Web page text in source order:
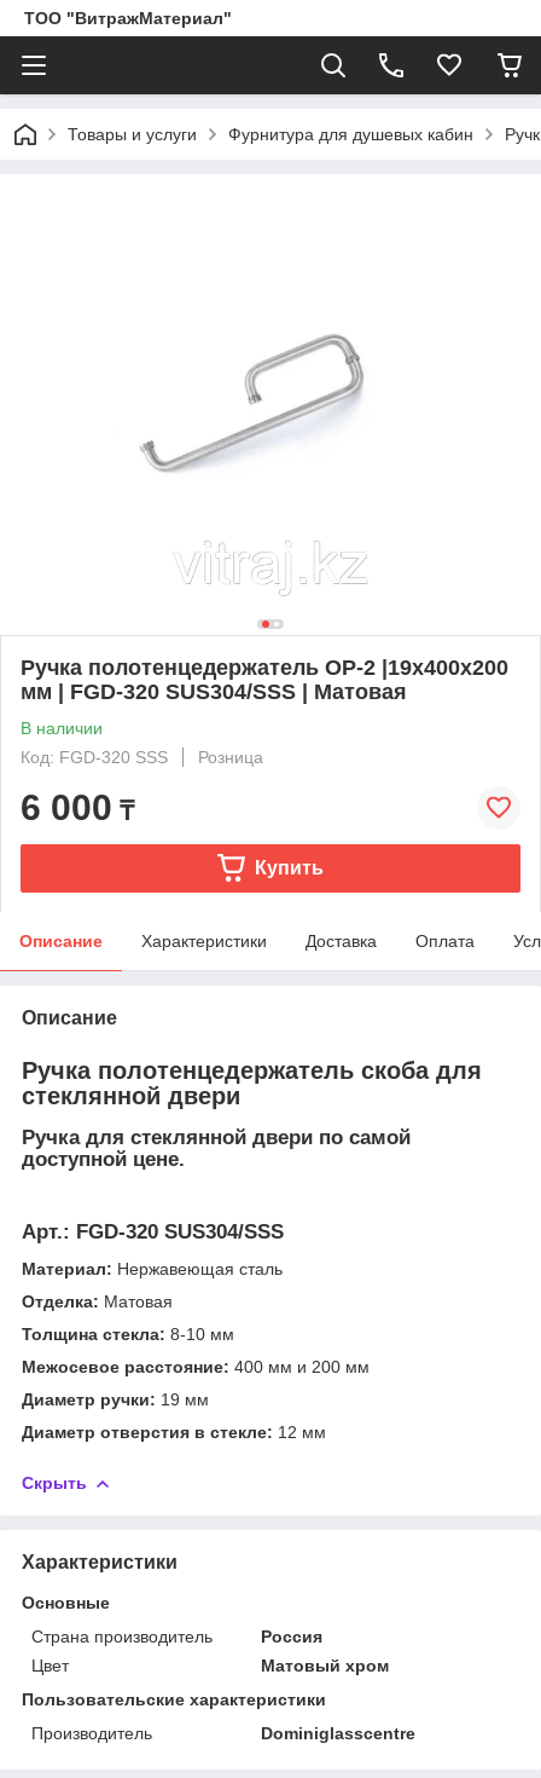
ТОО "ВитражМатериал"
Товары и услуги Фурнитура для душевых кабин
Ручка полотенцедержатель OP-2 |19x400x200
мм | FGD-320 SUS304/SSS | Матовая
В наличии
Код: FGD-320 SSS
Розница
6 000 ₸
Купить
Описание Характеристики Доставка Оплата
Описание
Ручка полотенцедержатель скоба для
стеклянной двери
Ручка для стеклянной двери по самой
доступной цене.
Арт.: FGD-320 SUS304/SSS
Материал: Нержавеющая сталь
Отделка: Матовая
Толщина стекла: 8-10 мм
Межосевое расстояние: 400 мм и 200 мм
Диаметр ручки: 19 мм
Диаметр отверстия в стекле: 12 мм
Скрыть
Характеристики
Основные
Страна производитель
Россия
Цвет
Матовый хром
Пользовательские характеристики
Производитель
Dominiglasscentre